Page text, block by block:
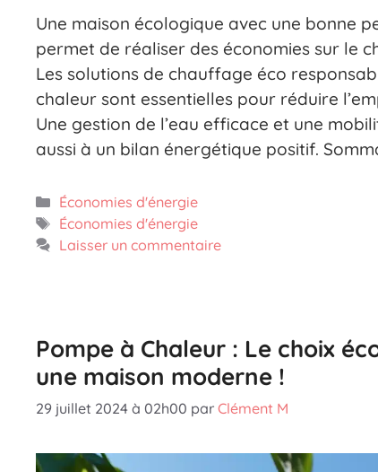
Une maison écologique avec une bonne
permet de réaliser des économies sur le
Les solutions de chauffage éco
chaleur sont essentielles pour réduire
Une gestion de l’eau efficace et une
aussi à un bilan énergétique positif.
Catégories
Économies d'énergie
Étiquettes
Économies d'énergie
Laisser un commentaire
Pompe à Chaleur : Le choix
une maison moderne !
29 juillet 2024 à 02h00 par Clément M